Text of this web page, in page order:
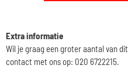
Extra informatie
Wil je graag een groter aantal van
contact met ons op: 020 6722215.